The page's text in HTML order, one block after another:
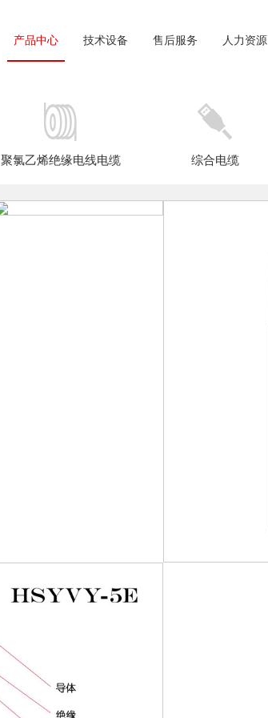
产品中心 技术设备 售后服务 人力资源
聚氯乙烯绝缘电线电缆 综合电缆